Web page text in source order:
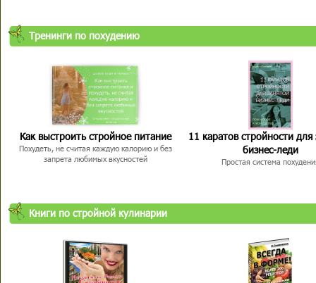
Тренинги по похудению
Как выстроить стройное питание
Похудеть, не считая каждую калорию и без
запрета любимых вкусностей
11 каратов стройности для
бизнес-леди
Простая система
Книги по стройной кулинарии